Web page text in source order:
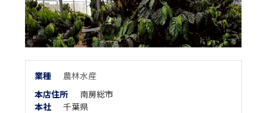
業種
農林水産
本店住所
南房総市
本社
千葉県